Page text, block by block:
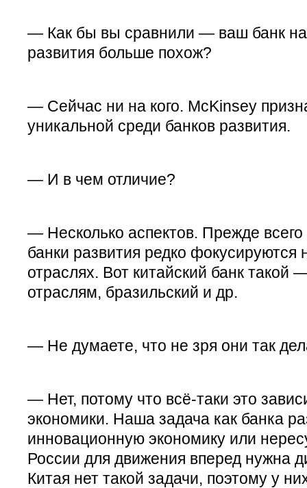
— Как бы вы сравнили — ваш банк на
развития больше похож?
— Сейчас ни на кого. McKinsey
уникальной среди банков развития.
— И в чем отличие?
— Несколько аспектов. Прежде всего
банки развития редко фокусируются
отраслях. Вот китайский банк такой
отраслям, бразильский и др.
— Не думаете, что не зря они так
— Нет, потому что всё-таки это
экономики. Наша задача как банка
инновационную экономику или
России для движения вперед нужна
Китая нет такой задачи, поэтому у